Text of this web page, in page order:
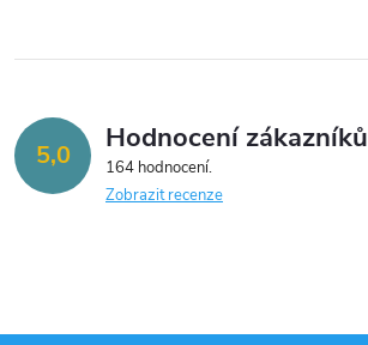
v
k
y
v
5,0 Hodnocení zákazníků
164 hodnocení
Zobrazit recenze